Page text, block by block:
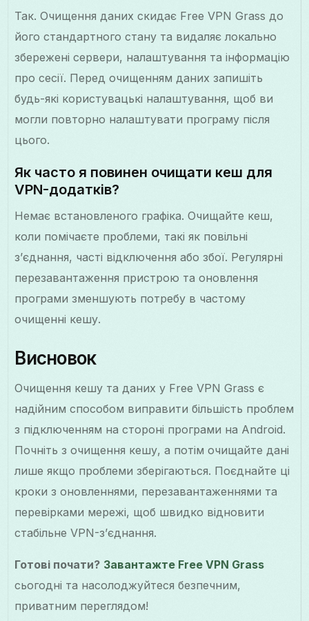
Так. Очищення даних скидає Free VPN Grass до
його стандартного стану та видаляє локально
збережені сервери, налаштування та інформацію
про сесії. Перед очищенням даних запишіть
будь-які користувацькі налаштування, щоб ви
могли повторно налаштувати програму після
цього.
Як часто я повинен очищати кеш для
VPN-додатків?
Немає встановленого графіка. Очищайте кеш,
коли помічаєте проблеми, такі як повільні
з’єднання, часті відключення або збої. Регулярні
перезавантаження пристрою та оновлення
програми зменшують потребу в частому
очищенні кешу.
Висновок
Очищення кешу та даних у Free VPN Grass є
надійним способом виправити більшість проблем
з підключенням на стороні програми на Android.
Почніть з очищення кешу, а потім очищайте дані
лише якщо проблеми зберігаються. Поєднайте ці
кроки з оновленнями, перезавантаженнями та
перевірками мережі, щоб швидко відновити
стабільне VPN-з’єднання.
Готові почати? Завантажте Free VPN Grass
сьогодні та насолоджуйтеся безпечним,
приватним переглядом!